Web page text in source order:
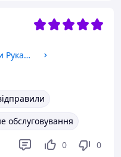
Натяжна стеля (3м*4,5м) Своїми Руками БІЛА МАТОВА. Натяжна стеля Зроби Сам комплект №41
обслуговування
0 0